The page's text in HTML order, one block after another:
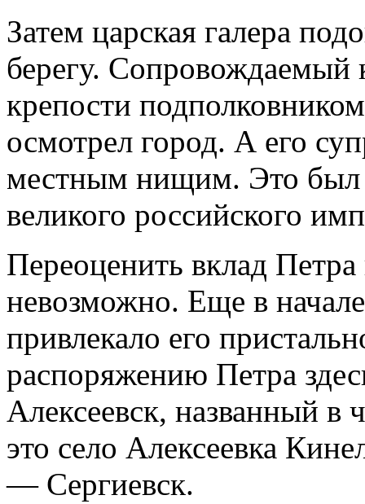
Затем царская галера
берегу. Сопровождаемый
крепости
осмотрел город. А его
местным нищим. Это был
великого российского
Переоценить вклад
невозможно. Еще в
привлекало его
распоряжению Петра
Алексеевск, названный в
это село Алексеевка
— Сергиевск.